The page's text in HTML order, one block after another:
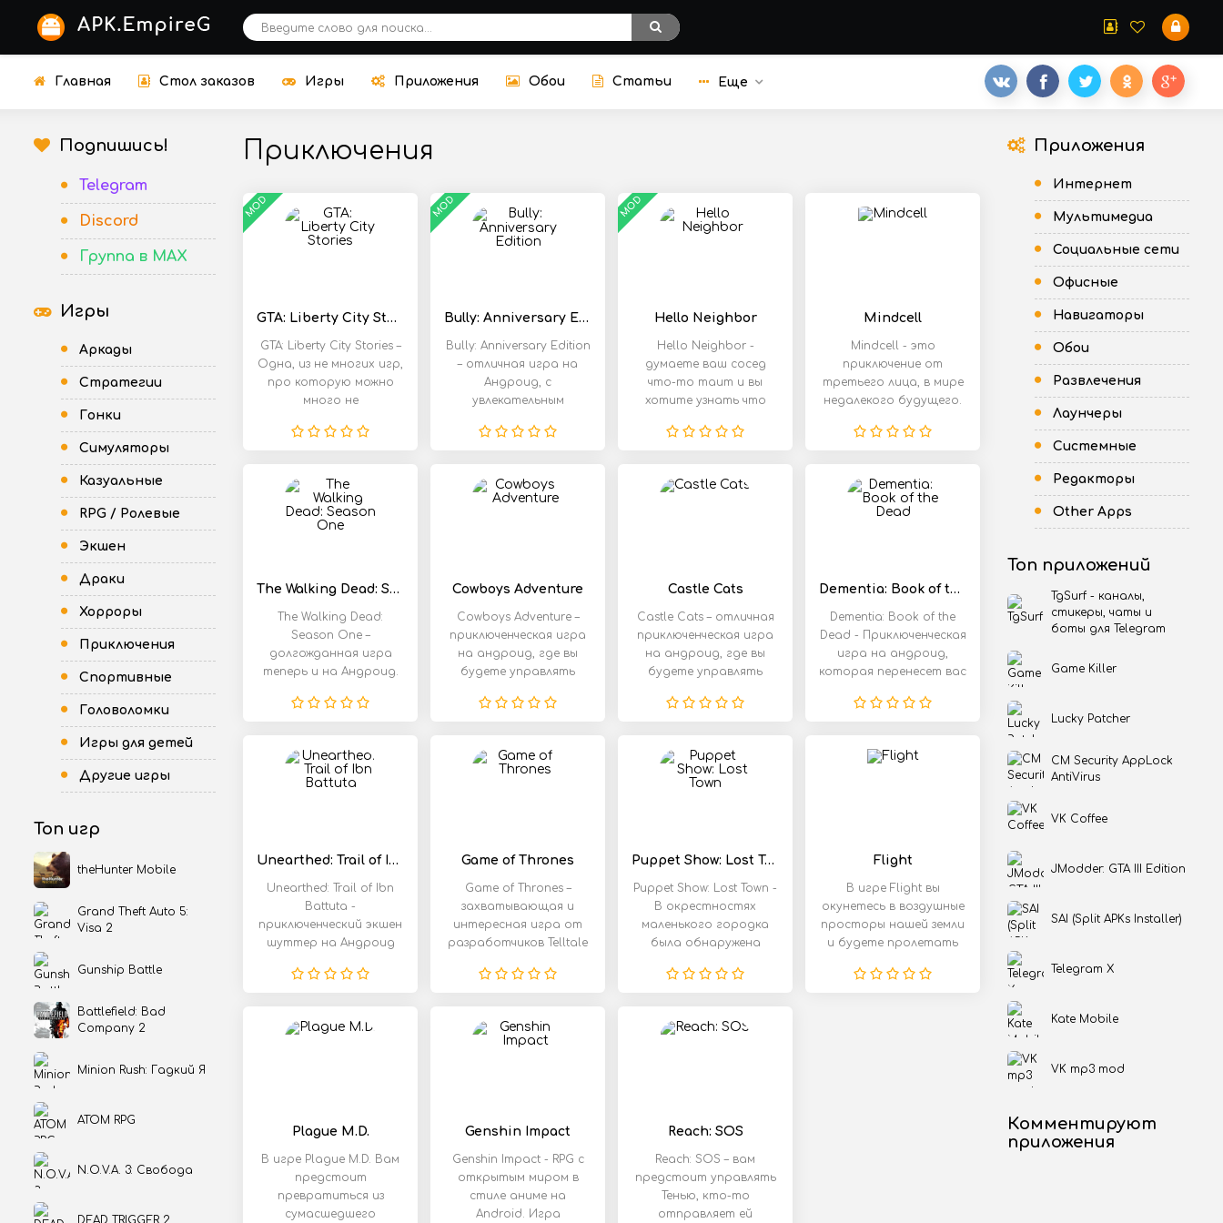
Главная Стол заказов Игры Приложения Обои Статьи Еще
Подпишись!
Telegram
Discord
Группа в MAX
Игры
Аркады
Стратегии
Гонки
Симуляторы
Казуальные
RPG / Ролевые
Экшен
Драки
Хорроры
Приключения
Спортивные
Головоломки
Игры для детей
Другие игры
Топ игр
theHunter Mobile
Grand Theft Auto 5:
Visa 2
Gunship Battle
Battlefield: Bad
Company 2
Minion Rush: Гадкий Я
ATOM RPG
N.O.V.A. 3: Свобода
DEAD TRIGGER 2
Приключения
GTA: Liberty City Stories
GTA: Liberty City Stories –
Одна, из не многих игр,
про которую можно
много не
MOD
Bully: Anniversary Edition
Bully: Anniversary Edition
– отличная игра на
Андроид, с
увлекательным
иронии и
MOD
Hello Neighbor
Hello Neighbor -
думаете ваш сосед
что-то таит и вы
хотите узнать что
Отправляйтесь и
MOD
Mindcell
Mindcell - это
приключение от
третьего лица, в мире
недалекого будущего.
приговорен
The Walking Dead: Season One
The Walking Dead:
Season One –
долгожданная игра
теперь и на Андроид.
которого
Cowboys Adventure
Cowboys Adventure –
приключенческая игра
на андроид, где вы
будете управлять
Castle Cats
Castle Cats – отличная
приключенческая игра
на андроид, где вы
будете управлять
Dementia: Book of the Dead
Dementia: Book of the
Dead - Приключенческая
игра на андроид,
которая перенесет вас
Unearthed: Trail of Ibn Battuta
Unearthed: Trail of Ibn
Battuta -
приключенческий экшен
шуттер на Андроид
Дейсвия
Game of Thrones
Game of Thrones –
захватывающая и
интересная игра от
разработчиков Telltale
Puppet Show: Lost Town
Puppet Show: Lost Town -
В окрестностях
маленького городка
была обнаружена
Flight
В игре Flight вы
окунетесь в воздушные
просторы нашей земли
и будете пролетать
Plague M.D.
В игре Plague M.D. Вам
предстоит
превратиться из
сумасшедшего
Genshin Impact
Genshin Impact - RPG с
открытым миром в
стиле аниме на
Android. Игра
Reach: SOS
Reach: SOS – вам
предстоит управлять
Тенью, кто-то
отправляет ей
Приложения
Интернет
Мультимедиа
Социальные сети
Офисные
Навигаторы
Обои
Развлечения
Лаунчеры
Системные
Редакторы
Other Apps
Топ приложений
TgSurf - каналы,
стикеры, чаты и
боты для Telegram
Game Killer
Lucky Patcher
CM Security AppLock
AntiVirus
VK Coffee
JModder: GTA III Edition
SAI (Split APKs Installer)
Telegram X
Kate Mobile
VK mp3 mod
Комментируют
приложения